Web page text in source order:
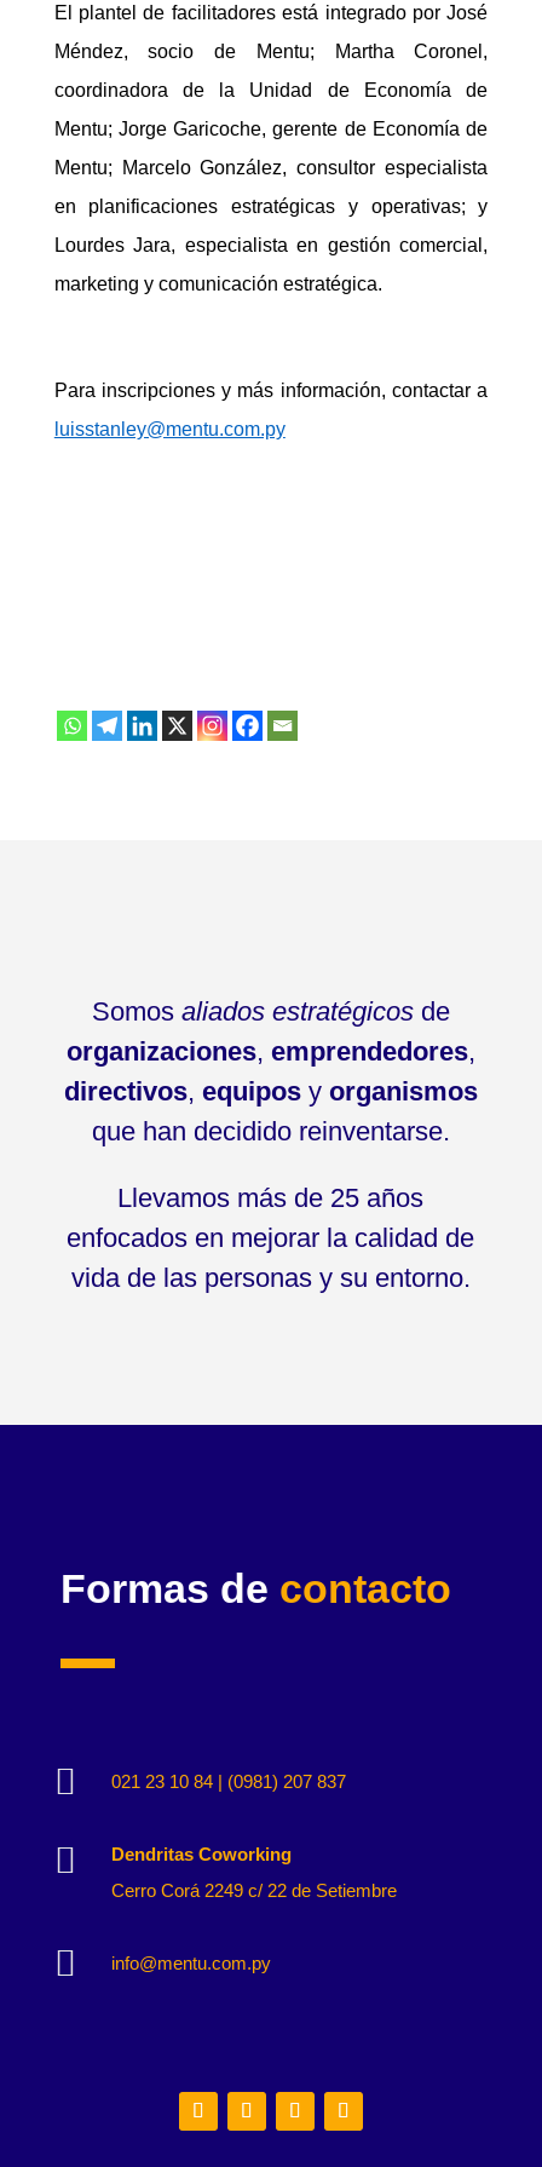
El plantel de facilitadores está integrado por José
Méndez, socio de Mentu; Martha Coronel,
coordinadora de la Unidad de Economía de
Mentu; Jorge Garicoche, gerente de Economía de
Mentu; Marcelo González, consultor especialista
en planificaciones estratégicas y operativas; y
Lourdes Jara, especialista en gestión comercial,
marketing y comunicación estratégica.
Para inscripciones y más información, contactar a
luisstanley@mentu.com.py
Somos aliados estratégicosde
organizaciones, emprendedores,
directivos, equiposy organismos
que han decidido reinventarse.
Llevamos más de 25 años
enfocados en mejorar la calidad de
vida de las personas y su entorno.
Formas de contacto
 021 23 10 84 | (0981) 207 837

Dendritas Coworking
Cerro Corá 2249 c/ 22 de Setiembre
 info@mentu.com.py